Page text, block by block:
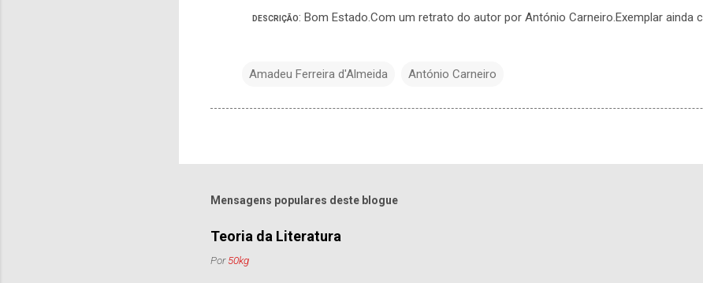
DESCRIÇÃO: Bom Estado.Com um retrato do autor por António Carneiro.Exemplar ainda
Amadeu Ferreira d'Almeida António Carneiro
Mensagens populares deste blogue
Teoria da Literatura
Por50kg